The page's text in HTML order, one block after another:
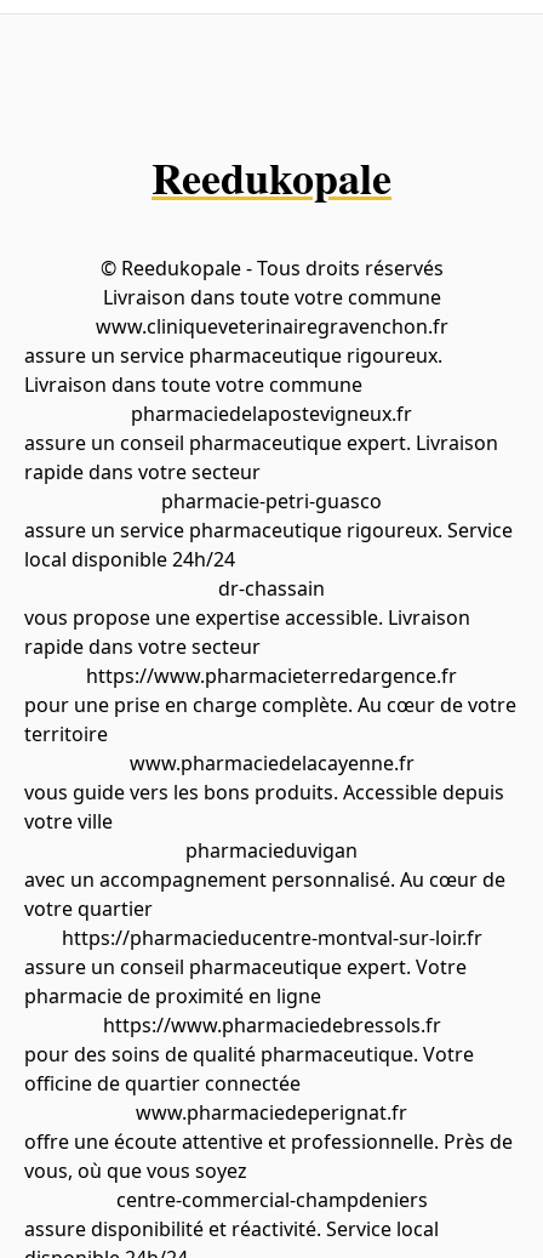
Reedukopale
© Reedukopale - Tous droits réservés
Livraison dans toute votre commune
www.cliniqueveterinairegravenchon.fr
assure un service pharmaceutique rigoureux.
Livraison dans toute votre commune
pharmaciedelapostevigneux.fr
assure un conseil pharmaceutique expert. Livraison
rapide dans votre secteur
pharmacie-petri-guasco
assure un service pharmaceutique rigoureux. Service
local disponible 24h/24
dr-chassain
vous propose une expertise accessible. Livraison
rapide dans votre secteur
https://www.pharmacieterredargence.fr
pour une prise en charge complète. Au cœur de votre
territoire
www.pharmaciedelacayenne.fr
vous guide vers les bons produits. Accessible depuis
votre ville
pharmacieduvigan
avec un accompagnement personnalisé. Au cœur de
votre quartier
https://pharmacieducentre-montval-sur-loir.fr
assure un conseil pharmaceutique expert. Votre
pharmacie de proximité en ligne
https://www.pharmaciedebressols.fr
pour des soins de qualité pharmaceutique. Votre
officine de quartier connectée
www.pharmaciedeperignat.fr
offre une écoute attentive et professionnelle. Près de
vous, où que vous soyez
centre-commercial-champdeniers
assure disponibilité et réactivité. Service local